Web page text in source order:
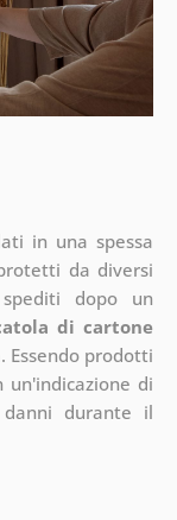
in una spessa
da diversi
dopo un
di cartone
Essendo prodotti
un'indicazione di
durante il